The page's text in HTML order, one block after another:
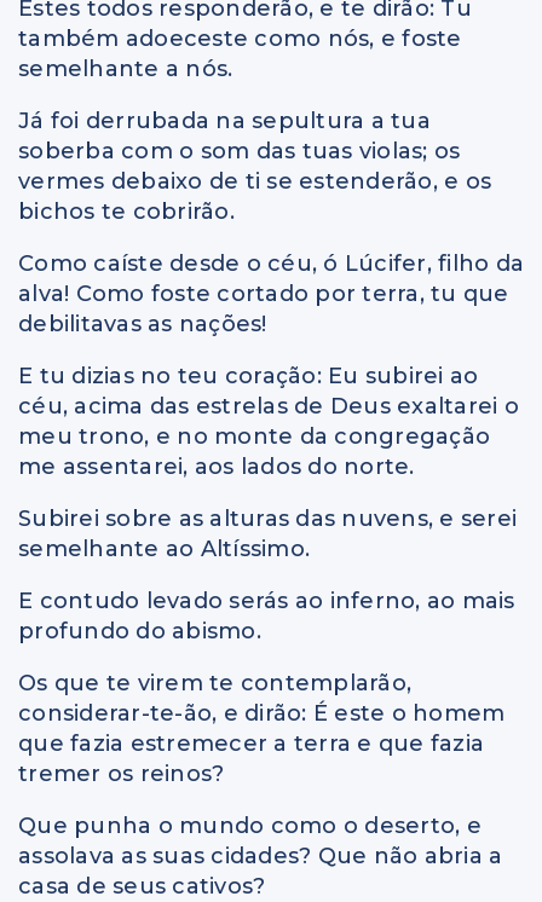
Estes todos responderão, e te dirão: Tu
também adoeceste como nós, e foste
semelhante a nós.
Já foi derrubada na sepultura a tua
soberba com o som das tuas violas; os
vermes debaixo de ti se estenderão, e os
bichos te cobrirão.
Como caíste desde o céu, ó Lúcifer, filho da
alva! Como foste cortado por terra, tu que
debilitavas as nações!
E tu dizias no teu coração: Eu subirei ao
céu, acima das estrelas de Deus exaltarei o
meu trono, e no monte da congregação
me assentarei, aos lados do norte.
Subirei sobre as alturas das nuvens, e serei
semelhante ao Altíssimo.
E contudo levado serás ao inferno, ao mais
profundo do abismo.
Os que te virem te contemplarão,
considerar-te-ão, e dirão: É este o homem
que fazia estremecer a terra e que fazia
tremer os reinos?
Que punha o mundo como o deserto, e
assolava as suas cidades? Que não abria a
casa de seus cativos?